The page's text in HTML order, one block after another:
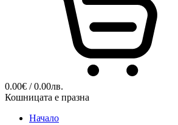
0.00€ / 0.00лв.
Кошницата е празна
Начало